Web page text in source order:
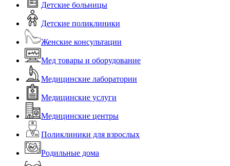
Детские больницы
Детские поликлиники
Женские консультации
Мед товары и оборудование
Медицинские лаборатории
Медицинские услуги
Медицинские центры
Поликлиники для взрослых
Родильные дома